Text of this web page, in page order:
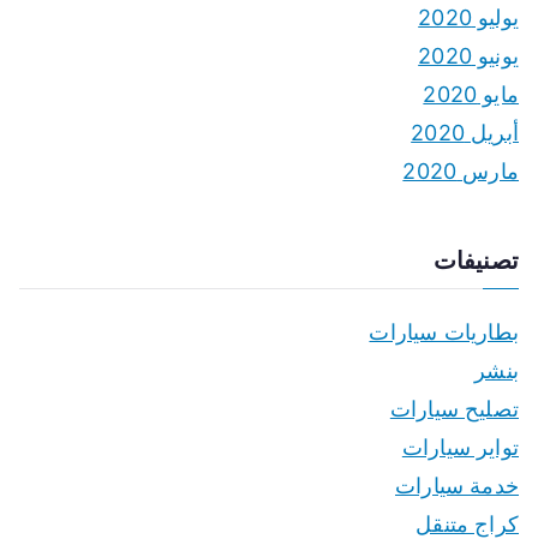
يوليو 2020
يونيو 2020
مايو 2020
أبريل 2020
مارس 2020
تصنيفات
بطاريات سيارات
بنشر
تصليح سيارات
تواير سيارات
خدمة سيارات
كراج متنقل